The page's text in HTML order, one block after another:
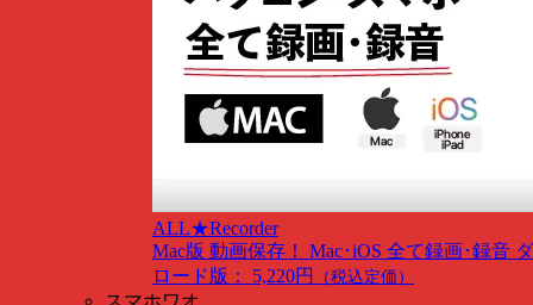
ALL★Recorder
Mac版 動画保存！ Mac･iOS 全て録画･録音
ロード版： 5,220円
（税込定価）
スマホワオ